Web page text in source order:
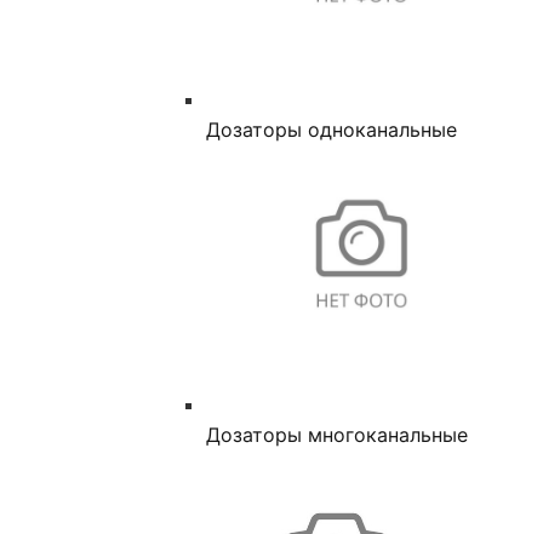
Дозаторы одноканальные
Дозаторы многоканальные